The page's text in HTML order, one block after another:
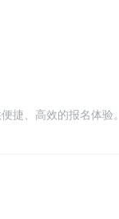
捷、高效的报名体验
信息统计工作得以轻